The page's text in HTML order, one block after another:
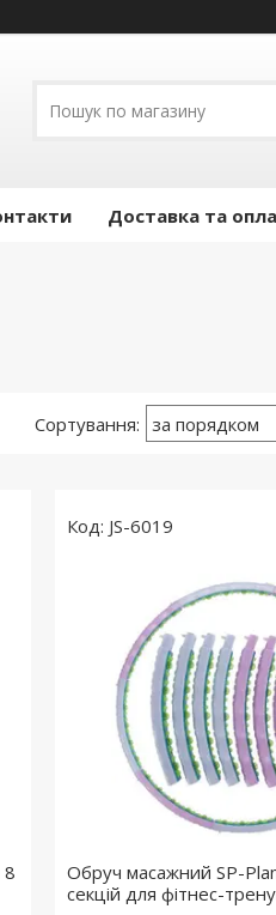
Доставка та
8
JS-6019
Обруч масажний SP-
секцій для фітнес-